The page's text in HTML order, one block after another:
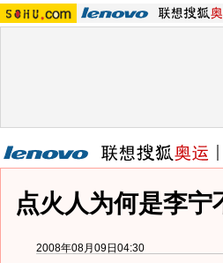
点火人为何是李宁
2008年08月09日04:30